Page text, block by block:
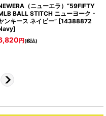
（ニューエラ）“59FIFTY
BALL STITCH ニューヨーク・
ンキース ネイビー” [14388872
]
円(税込)